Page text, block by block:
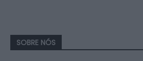
SOBRE NÓS